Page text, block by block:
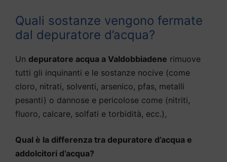
Quali sostanze vengono fermate
dal depuratore d’acqua?
Un depuratore acqua a Valdobbiadene rimuove
tutti gli inquinanti e le sostanze nocive (come
cloro, nitrati, solventi, arsenico, pfas, metalli
pesanti) o dannose e pericolose come (nitriti,
fluoro, calcare, solfati e torbidità, ecc.),
Qual è la differenza tra depuratore d’acqua e
addolcitori d’acqua?